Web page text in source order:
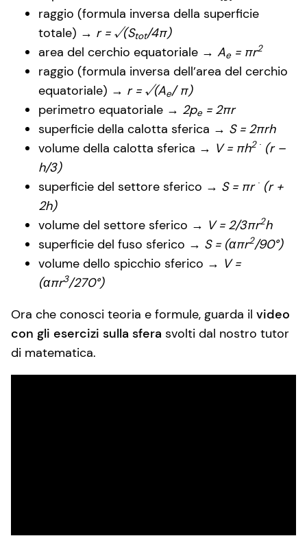
raggio (formula inversa della superficie
totale) → r = √(Stot/4π)
area del cerchio equatoriale → Ae= πr2
raggio (formula inversa dell’area del cerchio
equatoriale) → r = √(Ae/ π)
perimetro equatoriale → 2pe= 2πr
superficie della calotta sferica → S = 2πrh
volume della calotta sferica → V = πh2 ∙ (r –
h/3)
superficie del settore sferico → S = πr ∙ (r +
2h)
volume del settore sferico → V = 2/3πr2h
superficie del fuso sferico → S = (απr2/90°)
volume dello spicchio sferico → V =
(απr3/270°)
Ora che conosci teoria e formule, guarda il video
con gli esercizi sulla sfera svolti dal nostro tutor
di matematica.